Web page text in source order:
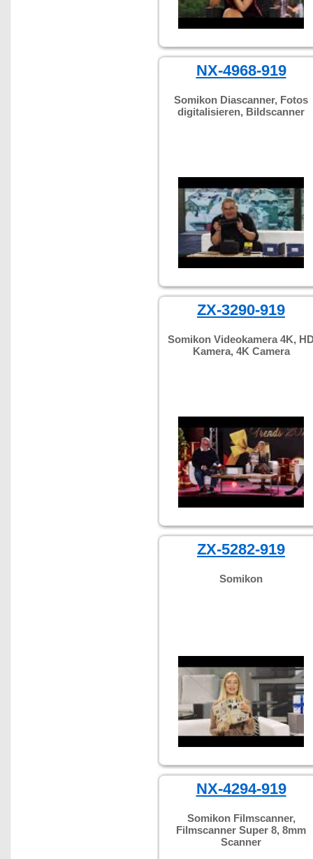
NX-4968-919
Somikon Diascanner, Fotos
digitalisieren, Bildscanner
ZX-3290-919
Somikon Videokamera 4K,
Kamera, 4K Camera
ZX-5282-919
Somikon
NX-4294-919
Somikon Filmscanner,
Filmscanner Super 8, 8mm
Scanner